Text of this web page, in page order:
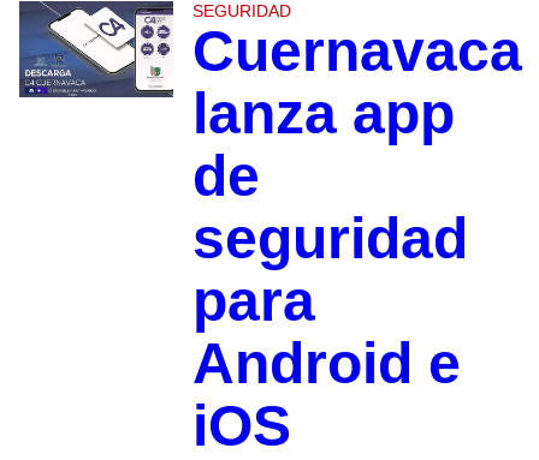
SEGURIDAD
Cuernavaca
lanza app
de
seguridad
para
Android e
iOS